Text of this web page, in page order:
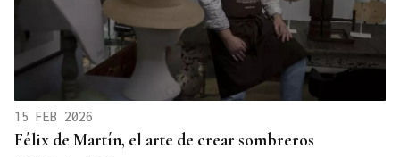
15 FEB 2026
Félix de Martín, el arte de crear sombreros